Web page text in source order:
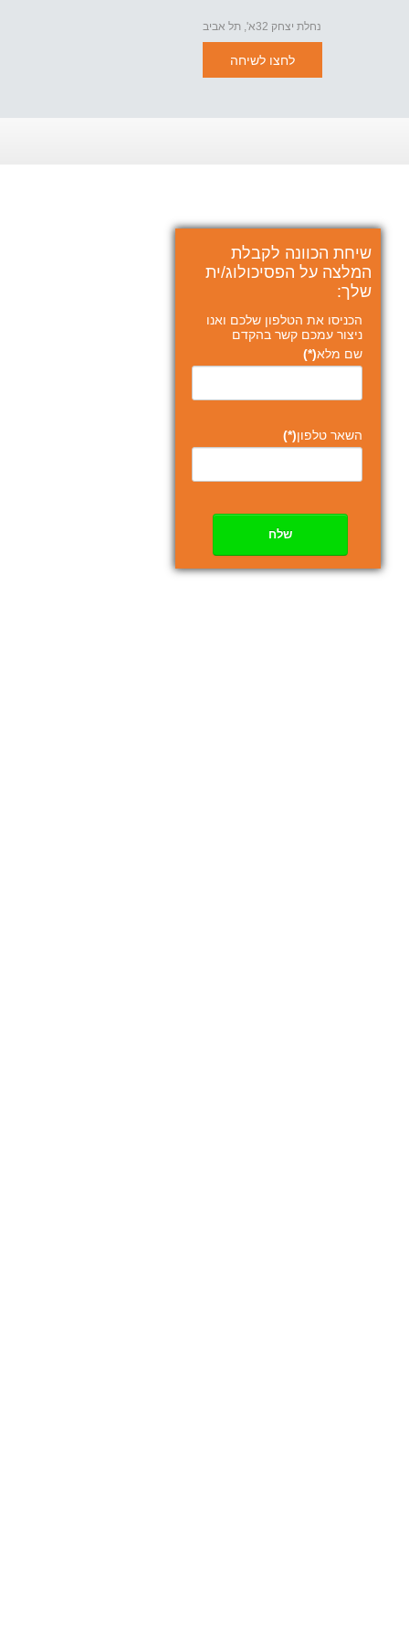
נחלת יצחק 32א', תל אביב
לחצו לשיחה
שיחת הכוונה לקבלת
המלצה על הפסיכולוג/ית
שלך:
הכניסו את הטלפון שלכם ואנו
ניצור עמכם קשר בהקדם
שם מלא(*)
השאר טלפון(*)
שלח